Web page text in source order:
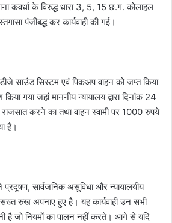
कवर्धा के विरुद्ध धारा 3, 5, 15 छ.ग. कोलाहल
पंजीबद्ध कर कार्यवाही की गई।
साउंड सिस्टम एवं पिकअप वाहन को जप्त किया
गया जहां माननीय न्यायालय द्वारा दिनांक 24
करने का तथा वाहन स्वामी पर 1000 रुपये
है।
प्रदूषण, सार्वजनिक असुविधा और न्यायालयीय
रुख अपनाए हुए है। यह कार्यवाही उन सभी
है जो नियमों का पालन नहीं करते। आगे से यदि